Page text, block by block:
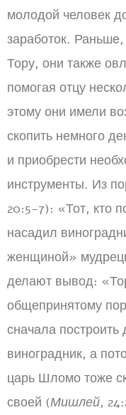
молодой человек
заработок.
Тору, они также
помогая отцу
этому они имели
скопить немного
и приобрести
инструменты. Из
20:5-7): «Тот, кто
насадил
женщиной»
делают вывод:
общепринятому
сначала
виноградник, а
царь Шломо тоже
своей (Мишлей,